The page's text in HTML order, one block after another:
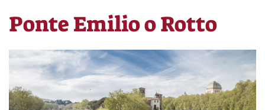
Ponte Emilio o Rotto